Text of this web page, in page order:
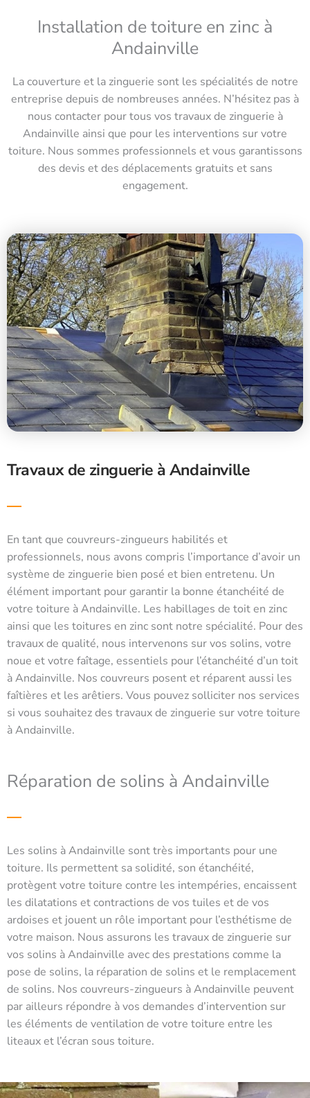
Installation de toiture en zinc à
Andainville
La couverture et la zinguerie sont les spécialités de notre
entreprise depuis de nombreuses années. N’hésitez pas à
nous contacter pour tous vos travaux de zinguerie à
Andainville ainsi que pour les interventions sur votre
toiture. Nous sommes professionnels et vous garantissons
des devis et des déplacements gratuits et sans
engagement.
Travaux de zinguerie à Andainville
En tant que couvreurs-zingueurs habilités et
professionnels, nous avons compris l’importance d’avoir un
système de zinguerie bien posé et bien entretenu. Un
élément important pour garantir la bonne étanchéité de
votre toiture à Andainville. Les habillages de toit en zinc
ainsi que les toitures en zinc sont notre spécialité. Pour des
travaux de qualité, nous intervenons sur vos solins, votre
noue et votre faîtage, essentiels pour l’étanchéité d’un toit
à Andainville. Nos couvreurs posent et réparent aussi les
faîtières et les arêtiers. Vous pouvez solliciter nos services
si vous souhaitez des travaux de zinguerie sur votre toiture
à Andainville.
Réparation de solins à Andainville
Les solins à Andainville sont très importants pour une
toiture. Ils permettent sa solidité, son étanchéité,
protègent votre toiture contre les intempéries, encaissent
les dilatations et contractions de vos tuiles et de vos
ardoises et jouent un rôle important pour l’esthétisme de
votre maison. Nous assurons les travaux de zinguerie sur
vos solins à Andainville avec des prestations comme la
pose de solins, la réparation de solins et le remplacement
de solins. Nos couvreurs-zingueurs à Andainville peuvent
par ailleurs répondre à vos demandes d’intervention sur
les éléments de ventilation de votre toiture entre les
liteaux et l’écran sous toiture.